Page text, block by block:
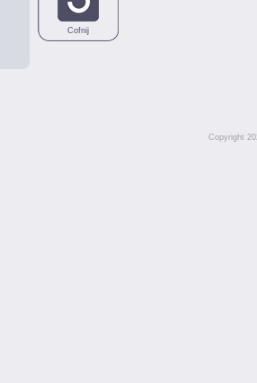
Cofnij
Copyright